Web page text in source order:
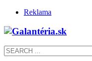
Reklama